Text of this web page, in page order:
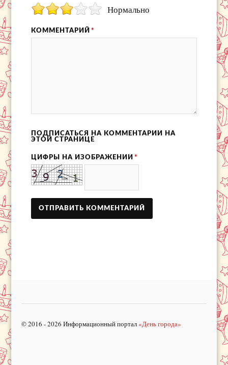
Нормально
КОММЕНТАРИЙ *
ПОДПИСАТЬСЯ НА КОММЕНТАРИИ НА
ЭТОЙ СТРАНИЦЕ
ЦИФРЫ НА ИЗОБРАЖЕНИИ *
© 2016 - 2026 Информационный портал «День города»